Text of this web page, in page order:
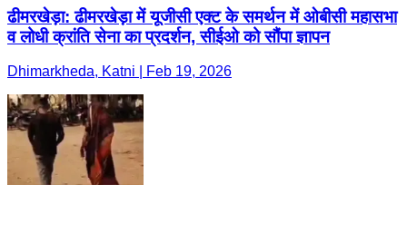
ढीमरखेड़ा: ढीमरखेड़ा में यूजीसी एक्ट के समर्थन में ओबीसी महासभा
व लोधी क्रांति सेना का प्रदर्शन, सीईओ को सौंपा ज्ञापन
Dhimarkheda, Katni | Feb 19, 2026